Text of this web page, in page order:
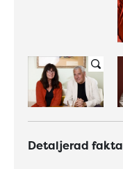
Detaljerad fakta